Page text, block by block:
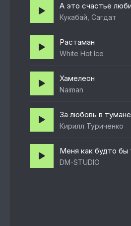
Кукабай, Сагдат
Растаман
White Hot Ice
Хамелеон
Naiman
За любовь в тумане
Кирилл Туриченко
DM-STUDIO